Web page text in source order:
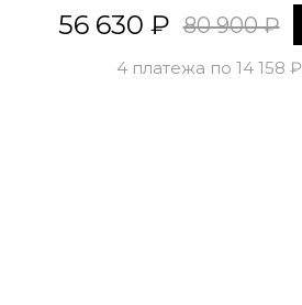
56 630 ₽ 80 900 ₽
4 платежа по 14 158 ₽